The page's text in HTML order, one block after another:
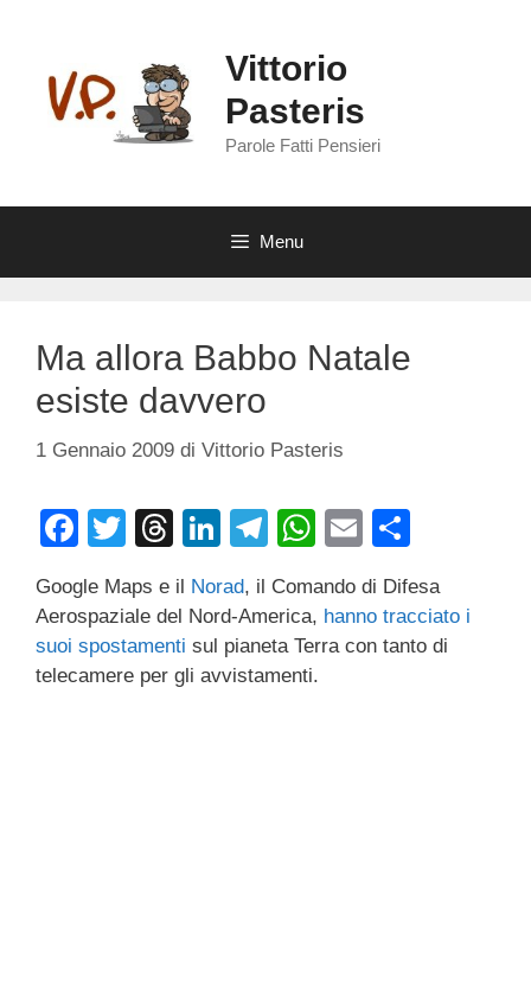
contenuto
Vittorio
Pasteris
Parole Fatti Pensieri
Menu
Ma allora Babbo Natale
esiste davvero
1 Gennaio 2009 di Vittorio Pasteris
F
c
e
b
T
tt
er
T
e
a
d
Li
k
e
dI
T
e
gr
a
W
at
s
A
E
ail n
di
Google Maps e il Norad, il Comando di Difesa
Aerospaziale del Nord-America, hanno tracciato i
suoi spostamenti sul pianeta Terra con tanto di
telecamere per gli avvistamenti.